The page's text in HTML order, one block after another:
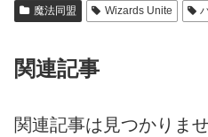
魔法同盟 Wizards Unite
関連記事
関連記事は見つかりま